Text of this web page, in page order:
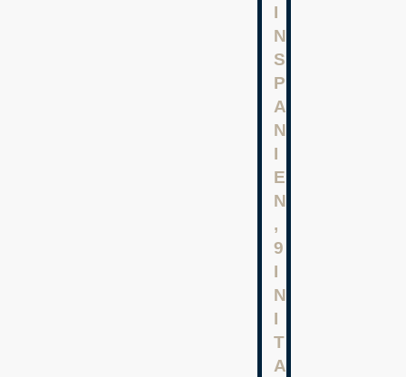
I
N
S
P
A
N
I
E
N
,
9
I
N
I
T
A